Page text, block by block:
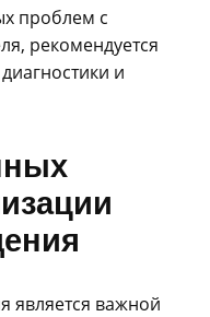
проблем с
рекомендуется
и
является важной